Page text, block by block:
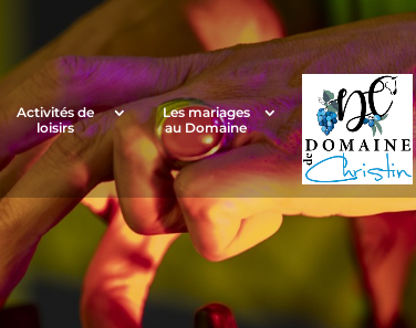
Activités de
loisirs
Les mariages
au Domaine